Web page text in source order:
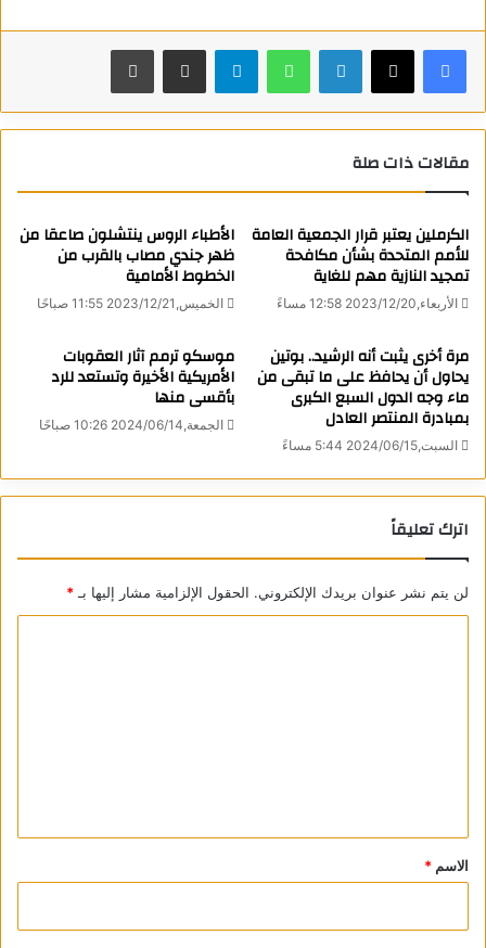
على هذا التهديد الوجودي بالاستيلاء على مناطق جديدة.
وأضاف: “بسبب أن ذلك يمثل تهديدا وجوديا لروسيا وأن الوضع
الحيادي لأوكرانيا لا يزال أمرا مرفوضا وبدلا منه يتم الإعلان عن
انضمام أوكرانيا إلى الناتو فإن الحل الوحيد هو توسيع منطقة الأمن
الروسية والموالين لروسيا”.
المصدر: نوفوستي
Matryoshka News
View all posts
فيسبوك لينكدإن واتساب
مقالات ذات صلة
الكرملين يعتبر قرار الجمعية العامة
للأمم المتحدة بشأن مكافحة
تمجيد النازية مهم للغاية
الأربعاء,2023/12/20 12:58 مساءً
الأطباء الروس ينتشلون صاعقا من
ظهر جندي مصاب بالقرب من
الخطوط الأمامية
الخميس,2023/12/21 11:55 صباحًا
مرة أخرى يثبت أنه الرشيد.. بوتين
يحاول أن يحافظ على ما تبقى من
ماء وجه الدول السبع الكبرى
بمبادرة المنتصر العادل
السبت,2024/06/15 5:44 مساءً
موسكو ترمم آثار العقوبات
الأمريكية الأخيرة وتستعد للرد
بأقسى منها
الجمعة,2024/06/14 10:26 صباحًا
اترك تعليقاً
لن يتم نشر عنوان بريدك الإلكتروني. الحقول الإلزامية مشار إليها بـ *
*
الاسم *